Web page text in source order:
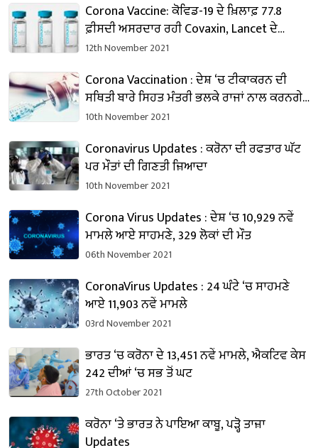
Corona Vaccine: ਕੋਵਿਡ-19 ਦੇ ਖ਼ਿਲਾਫ਼ 77.8
ਫ਼ੀਸਦੀ ਅਸਰਦਾਰ ਰਹੀ Covaxin, Lancet ਦੇ
ਅਧਿਐਨ ‘ਚ ਖੁਲਾਸਾ
12th November 2021
Corona Vaccination : ਦੇਸ਼ ‘ਚ ਟੀਕਾਕਰਨ ਦੀ
ਸਥਿਤੀ ਬਾਰੇ ਸਿਹਤ ਮੰਤਰੀ ਭਲਕੇ ਰਾਜਾਂ ਨਾਲ ਕਰਨਗੇ
ਮੀਟਿੰਗ
10th November 2021
Coronavirus Updates : ਕਰੋਨਾ ਦੀ ਰਫਤਾਰ ਘੱਟ
ਪਰ ਮੌਤਾਂ ਦੀ ਗਿਣਤੀ ਜ਼ਿਆਦਾ
10th November 2021
Corona Virus Updates : ਦੇਸ਼ ‘ਚ 10,929 ਨਵੇਂ
ਮਾਮਲੇ ਆਏ ਸਾਹਮਣੇ, 329 ਲੋਕਾਂ ਦੀ ਮੌਤ
06th November 2021
CoronaVirus Updates : 24 ਘੰਟੇ ‘ਚ ਸਾਹਮਣੇ
ਆਏ 11,903 ਨਵੇਂ ਮਾਮਲੇ
03rd November 2021
ਭਾਰਤ ‘ਚ ਕਰੋਨਾ ਦੇ 13,451 ਨਵੇਂ ਮਾਮਲੇ, ਐਕਟਿਵ ਕੇਸ
242 ਦੀਆਂ ‘ਚ ਸਭ ਤੋਂ ਘਟ
27th October 2021
ਕਰੋਨਾ ‘ਤੇ ਭਾਰਤ ਨੇ ਪਾਇਆ ਕਾਬੂ, ਪੜ੍ਹੋ ਤਾਜ਼ਾ
Updates